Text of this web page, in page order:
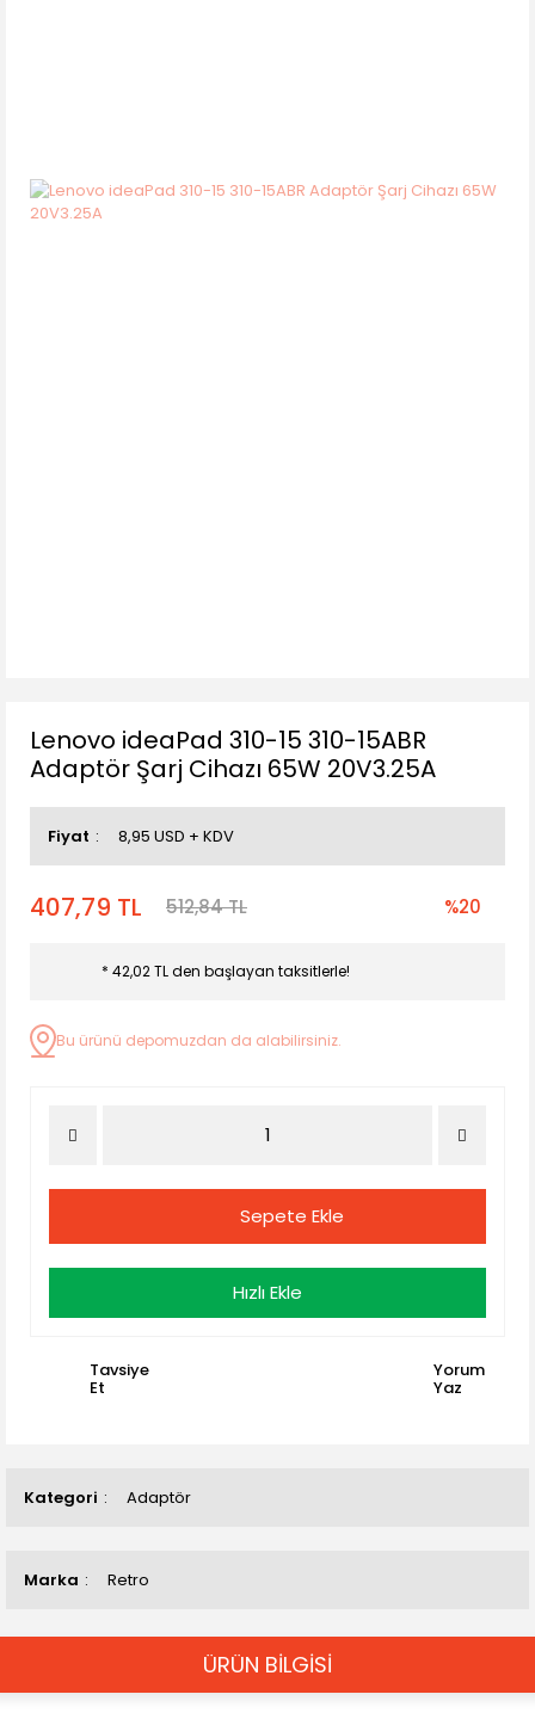
Kategori Adaptör
Marka Retro
Lenovo ideaPad 310-15 310-15ABR
Adaptör Şarj Cihazı 65W 20V3.25A
Fiyat 8,95 USD + KDV
407,79 TL 512,84 TL %20
* 42,02 TL den başlayan taksitlerle!
Bu ürünü depomuzdan da alabilirsiniz.
Sepete Ekle
Hızlı Ekle
Tavsiye
Et
Yorum
Yaz
ÜRÜN BİLGİSİ